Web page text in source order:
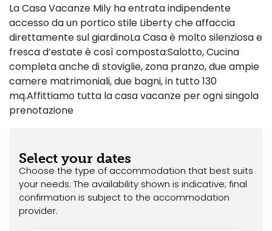
La Casa Vacanze Mily ha entrata indipendente
accesso da un portico stile Liberty che affaccia
direttamente sul giardinoLa Casa è molto silenziosa e
fresca d’estate è così composta:Salotto, Cucina
completa anche di stoviglie, zona pranzo, due ampie
camere matrimoniali, due bagni, in tutto 130
mq.Affittiamo tutta la casa vacanze per ogni singola
prenotazione
Select your dates
Choose the type of accommodation that best suits
your needs. The availability shown is indicative; final
confirmation is subject to the accommodation
provider.